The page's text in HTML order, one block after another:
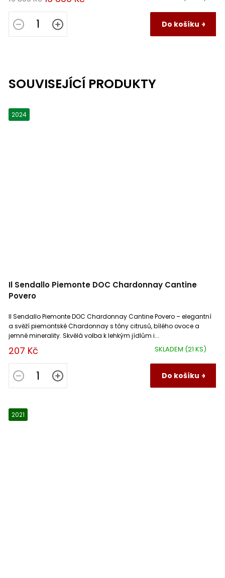
Do košíku
SOUVISEJÍCÍ PRODUKTY
2024
Il Sendallo Piemonte DOC Chardonnay Cantine
Povero
SKLADEM (21 KS)
207 Kč
Do košíku
Il Sendallo Piemonte DOC Chardonnay Cantine Povero – elegantní
a svěží piemontské Chardonnay s tóny citrusů, bílého ovoce a
jemné minerality. Skvělá volba k lehkým jídlům i...
2021